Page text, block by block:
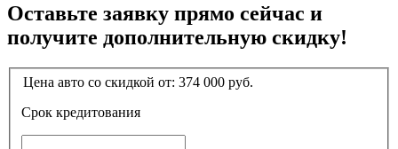
Оставьте заявку прямо сейчас и
получите дополнительную скидку!
Цена авто со скидкой от: 374 000 руб.
Срок кредитования